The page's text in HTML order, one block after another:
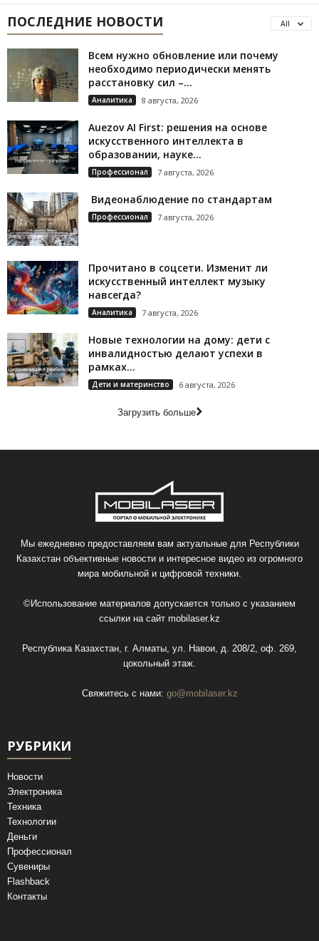
ПОСЛЕДНИЕ НОВОСТИ All
Всем нужно обновление или почему
необходимо периодически менять
расстановку сил –...
Аналитика 8 августа, 2026
Auezov AI First: решения на основе
искусственного интеллекта в
образовании, науке...
Профессионал 7 августа, 2026
Видеонаблюдение по стандартам
Профессионал 7 августа, 2026
Прочитано в соцсети. Изменит ли
искусственный интеллект музыку
навсегда?
Аналитика 7 августа, 2026
Новые технологии на дому: дети с
инвалидностью делают успехи в
рамках...
Дети и материнство 6 августа, 2026
Загрузить больше
Мы ежедневно предоставляем вам актуальные для Республики
Казахстан объективные новости и интересное видео из огромного
мира мобильной и цифровой техники.
©Использование материалов допускается только с указанием
ссылки на сайт mobilaser.kz
Республика Казахстан, г. Алматы, ул. Навои, д. 208/2, оф. 269,
цокольный этаж.
Свяжитесь с нами: go@mobilaser.kz
РУБРИКИ
Новости
Электроника
Техника
Технологии
Деньги
Профессионал
Сувениры
Flashback
Контакты